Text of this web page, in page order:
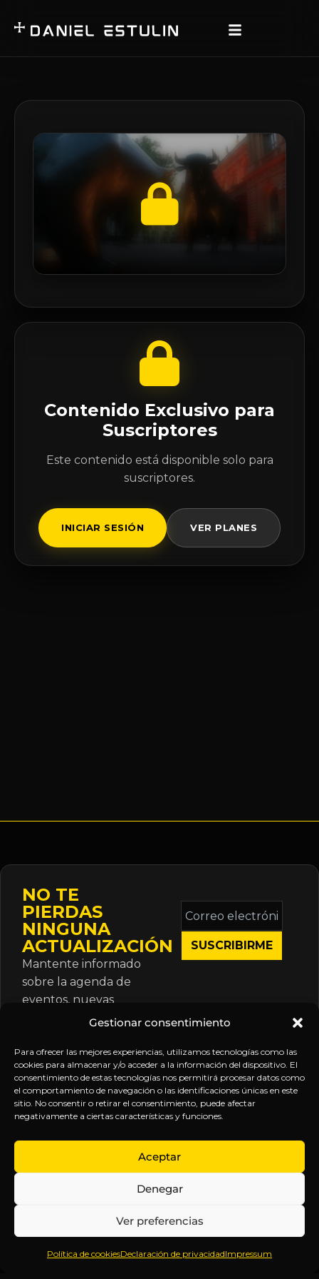
Gestionar consentimiento
Para ofrecer las mejores experiencias, utilizamos tecnologías como las
cookies para almacenar y/o acceder a la información del dispositivo. El
consentimiento de estas tecnologías nos permitirá procesar datos como
el comportamiento de navegación o las identificaciones únicas en este
sitio. No consentir o retirar el consentimiento, puede afectar
negativamente a ciertas características y funciones.
Aceptar
Denegar
Ver preferencias
Política de cookiesDeclaración de privacidadImpressum
Contenido Exclusivo para
Suscriptores
Este contenido está disponible solo para
suscriptores.
INICIAR SESIÓN VER PLANES
NO TE
PIERDAS
NINGUNA
ACTUALIZACIÓN
Mantente informado
sobre la agenda de
eventos, nuevas
publicaciones y
suscripción.
Correo
electrónico
*
Inteligencia
Anticipándonos
EXPLORA
Inicio
Sobre
Contenido
Webinars
LEGAL
Política
de
Términos y
Aviso
SÍGUENOS